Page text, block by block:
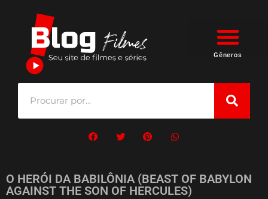
Gêneros
O HERÓI DA BABILÔNIA (BEAST OF BABYLON
AGAINST THE SON OF HERCULES)